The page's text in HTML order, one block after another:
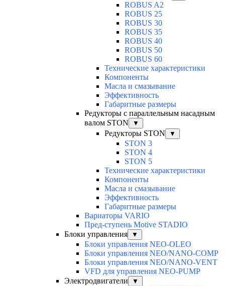
ROBUS A2
ROBUS 25
ROBUS 30
ROBUS 35
ROBUS 40
ROBUS 50
ROBUS 60
Технические характеристики
Компоненты
Масла и смазывание
Эффективность
Габаритные размеры
Редукторы с параллельным насадным
валом STON
▼
Редукторы STON ▼
STON 3
STON 4
STON 5
Технические характеристики
Компоненты
Масла и смазывание
Эффективность
Габаритные размеры
Вариаторы VARIO
Пред-ступень Motive STADIO
Блоки управления
▼
Блоки управления NEO-OLEO
Блоки управления NEO/NANO-COMP
Блоки управления NEO/NANO-VENT
VFD для управления NEO-PUMP
Электродвигатели
▼